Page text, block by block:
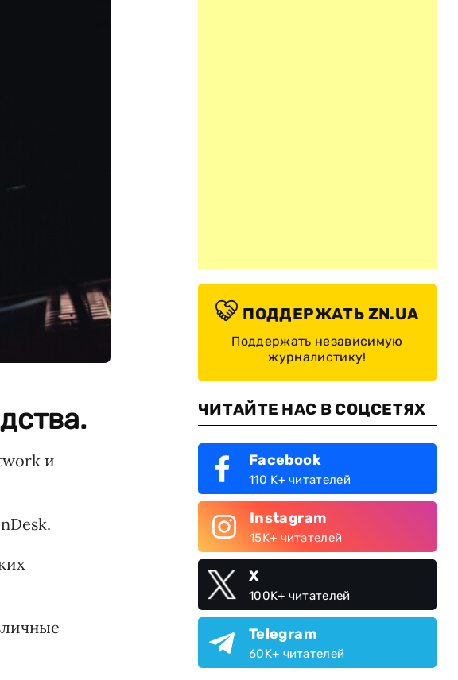
и
ПОДДЕРЖАТЬ ZN.UA
Поддержать независимую
журналистику!
ЧИТАЙТЕ НАС В СОЦСЕТЯХ
Facebook
110 K+ читателей
Instagram
15K+ читателей
X
100K+ читателей
Telegram
60K+ читателей